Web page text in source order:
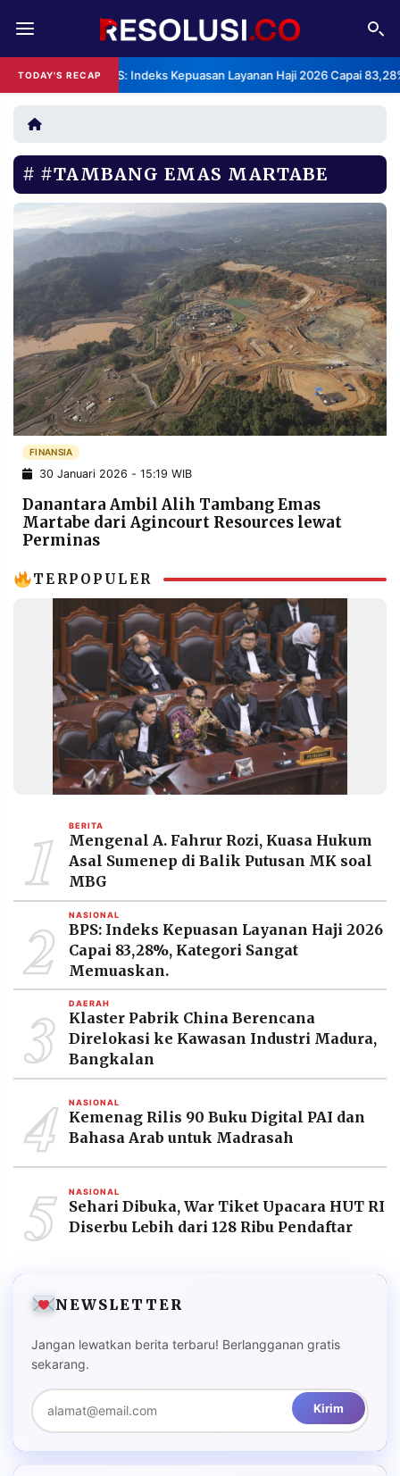
TODAY'S RECAPBPS: Indeks Kepuasan Layanan Haji 2026 Capai
REDAKSI TENTANG
RESOLUSI IKLAN
RUBRIKASI
EDITORIAL AKSARA
FINANSIA PERSONA
DAERAH NASIONAL
MANCA SPORT
INFORMASI
PRIVACY
POLICY
BERITA
WARGA
INFORMASI
IKLAN
PENGADUAN TERM
OF
SERVICE
IKUTI
RESOLUSI
Resolusi.co
2026
PT.
RESOLUSI
MEDIA
PRAMUDITA
#TAMBANG EMAS MARTABE
FINANSIA
30 Januari 2026 - 15:19 WIB
Danantara Ambil Alih Tambang Emas
Martabe dari Agincourt Resources lewat
Perminas
TERPOPULER
1 BERITA
Mengenal A. Fahrur Rozi, Kuasa Hukum
Asal Sumenep di Balik Putusan MK soal
MBG
2 NASIONAL
BPS: Indeks Kepuasan Layanan Haji 2026
Capai 83,28%, Kategori Sangat
Memuaskan.
3 DAERAH
Klaster Pabrik China Berencana
Direlokasi ke Kawasan Industri Madura,
Bangkalan
4 NASIONAL
Kemenag Rilis 90 Buku Digital PAI dan
Bahasa Arab untuk Madrasah
5 NASIONAL
Sehari Dibuka, War Tiket Upacara HUT RI
Diserbu Lebih dari 128 Ribu Pendaftar
NEWSLETTER
Jangan lewatkan berita terbaru! Berlangganan gratis
sekarang.
Kirim